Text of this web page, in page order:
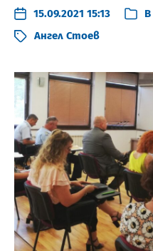
15.09.2021 15:13 В
Ангел Стоев